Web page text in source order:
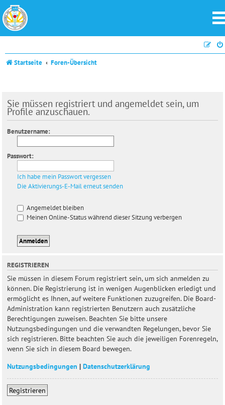
Startseite Foren-Übersicht
Sie müssen registriert und angemeldet sein, um
Profile anzuschauen.
Benutzername:
Passwort:
Ich habe mein Passwort vergessen
Die Aktivierungs-E-Mail erneut senden
Angemeldet bleiben
Meinen Online-Status während dieser Sitzung verbergen
REGISTRIEREN
Sie müssen in diesem Forum registriert sein, um sich anmelden zu
können. Die Registrierung ist in wenigen Augenblicken erledigt und
ermöglicht es Ihnen, auf weitere Funktionen zuzugreifen. Die Board-
Administration kann registrierten Benutzern auch zusätzliche
Berechtigungen zuweisen. Beachten Sie bitte unsere
Nutzungsbedingungen und die verwandten Regelungen, bevor Sie
sich registrieren. Bitte beachten Sie auch die jeweiligen Forenregeln,
wenn Sie sich in diesem Board bewegen.
Nutzungsbedingungen | Datenschutzerklärung
Registrieren